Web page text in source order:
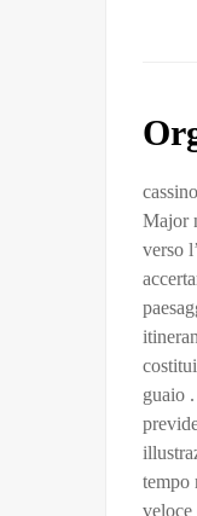
Major
verso
guaio
tempo
veloce